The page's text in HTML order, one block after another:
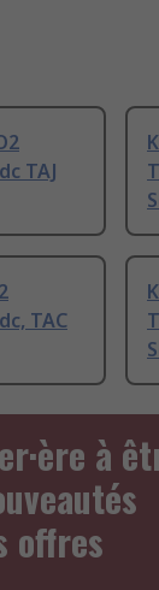
TAJ
TAC
à
offres